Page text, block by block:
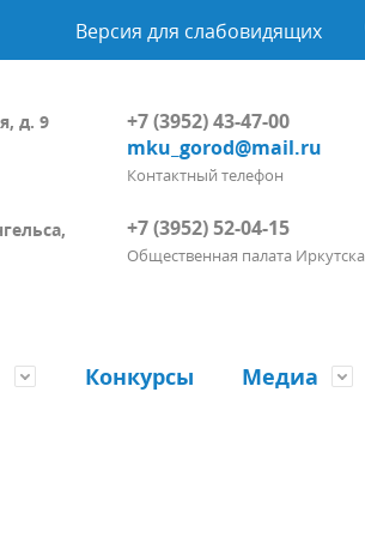
Версия для слабовидящих
д. 9
+7 (3952) 43-47-00
mku_gorod@mail.ru
Контактный телефон
+7 (3952) 52-04-15
Общественная палата Иркутска
Конкурсы Медиа